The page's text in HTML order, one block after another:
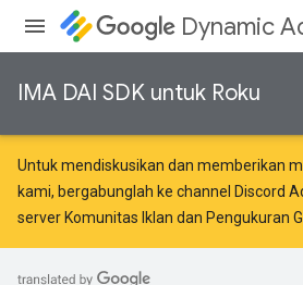
Dynamic
IMA DAI SDK untuk Roku
Untuk mendiskusikan dan memberikan
kami, bergabunglah ke channel Discord
server Komunitas Iklan dan Pengukuran